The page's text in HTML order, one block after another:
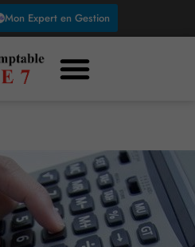
Mon Expert en Gestion